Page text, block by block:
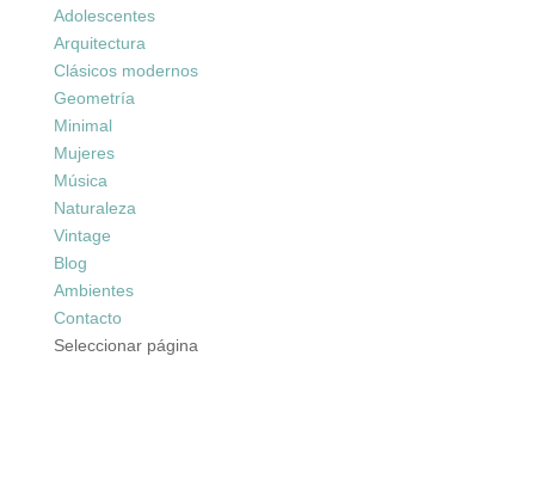
Adolescentes
Arquitectura
Clásicos modernos
Geometría
Minimal
Mujeres
Música
Naturaleza
Vintage
Blog
Ambientes
Contacto
Seleccionar página